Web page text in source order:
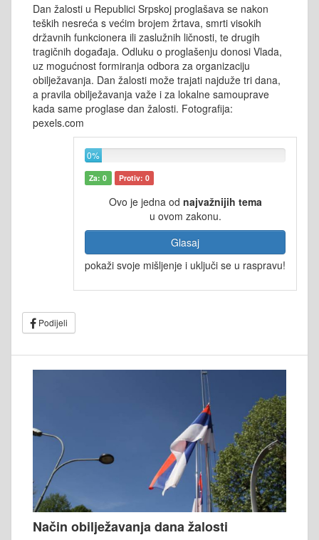
Dan žalosti u Republici Srpskoj proglašava se nakon
teških nesreća s većim brojem žrtava, smrti visokih
državnih funkcionera ili zaslužnih ličnosti, te drugih
tragičnih događaja. Odluku o proglašenju donosi Vlada,
uz mogućnost formiranja odbora za organizaciju
obilježavanja. Dan žalosti može trajati najduže tri dana,
a pravila obilježavanja važe i za lokalne samouprave
kada same proglase dan žalosti. Fotografija:
pexels.com
0%
Za: 0 Protiv: 0
Ovo je jedna od najvažnijih tema
u ovom zakonu.
Glasaj
pokaži svoje mišljenje i uključi se u raspravu!
Podijeli
Način obilježavanja dana žalosti